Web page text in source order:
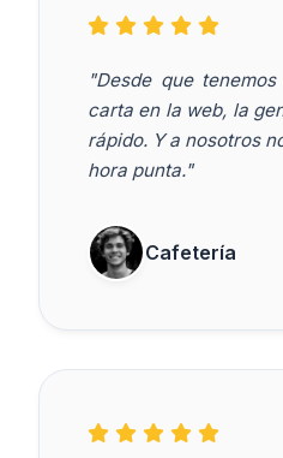
"Desde que
carta en la web, la
rápido. Y a nosotros
hora punta."
Cafetería